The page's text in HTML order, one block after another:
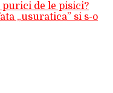
purici de le pisici?
„usuratica” si s-o